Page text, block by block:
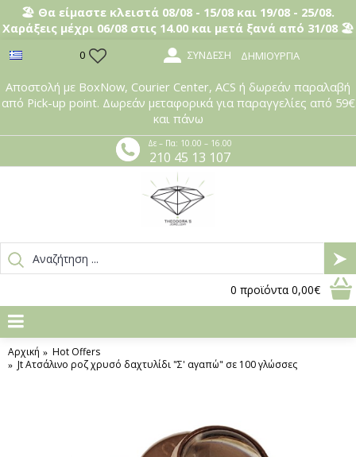
🏖️ Θα είμαστε κλειστά 08/08 - 15/08 και 19/08 - 25/08.
Χαράξεις μέχρι 06/08 στις 14.00 και μετά ξανά από 31/08 🏖️
0 ΣΎΝΔΕΣΗ ΔΗΜΙΟΥΡΓΊΑ
Αποστολή με BoxNow, Courier Center, ACS ή δωρεάν παραλαβή
από Pick-up point. Δωρεάν μεταφορικά για παραγγελίες από 59€
και πάνω
Δε – Πα: 10.00 – 16.00
210 45 13 107
0 προϊόντα 0,00€
Αρχική
Hot Offers
Jt Ατσάλινο ροζ χρυσό δαχτυλίδι "Σ' αγαπώ" σε 100 γλώσσες